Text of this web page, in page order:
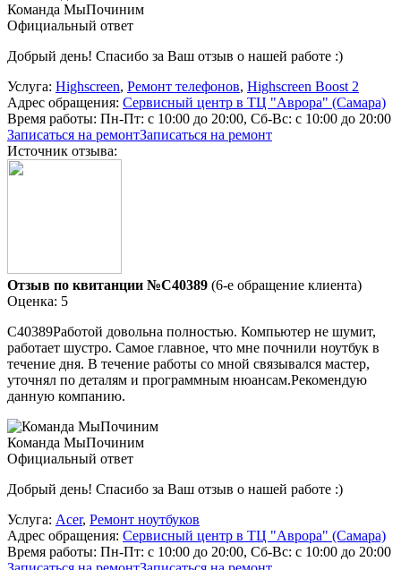
Команда МыПочиним
Официальный ответ
Добрый день! Спасибо за Ваш отзыв о нашей работе :)
Услуга: Highscreen, Ремонт телефонов, Highscreen Boost 2
Адрес обращения: Сервисный центр в ТЦ "Аврора" (Самара)
Время работы: Пн-Пт: с 10:00 до 20:00, Сб-Вс: с 10:00 до 20:00
Записаться на ремонтЗаписаться на ремонт
Источник отзыва:
Отзыв по квитанции №C40389 (6-е обращение клиента)
Оценка: 5
C40389Работой довольна полностью. Компьютер не шумит,
работает шустро. Самое главное, что мне почнили ноутбук в
течение дня. В течение работы со мной связывался мастер,
уточнял по деталям и программным нюансам.Рекомендую
данную компанию.
Команда МыПочиним
Официальный ответ
Добрый день! Спасибо за Ваш отзыв о нашей работе :)
Услуга: Acer, Ремонт ноутбуков
Адрес обращения: Сервисный центр в ТЦ "Аврора" (Самара)
Время работы: Пн-Пт: с 10:00 до 20:00, Сб-Вс: с 10:00 до 20:00